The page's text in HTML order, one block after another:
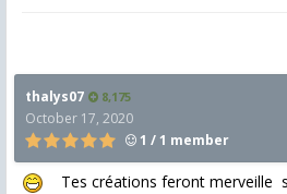
thalys07 8,175
October 17, 2020
1 / 1 member
Tes créations feront merveille